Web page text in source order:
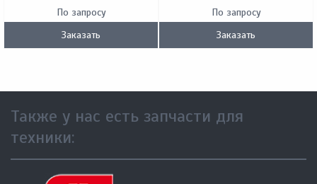
По запросу
Заказать
По запросу
Заказать
Также у нас есть запчасти для
техники: